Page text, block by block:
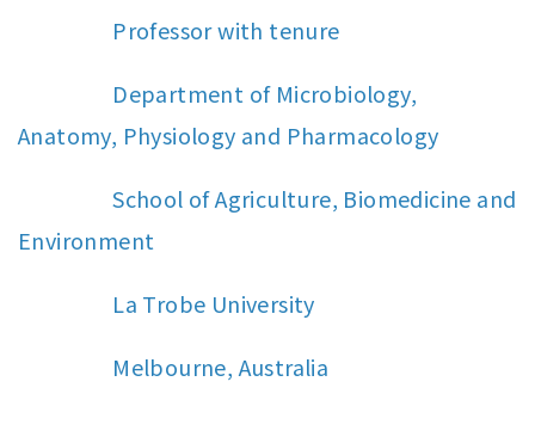
Professor with tenure
Department of Microbiology,
Anatomy, Physiology and Pharmacology
School of Agriculture, Biomedicine and
Environment
La Trobe University
Melbourne, Australia